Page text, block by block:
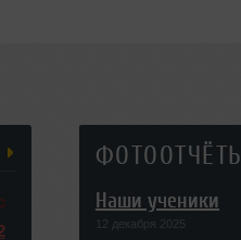
ФОТООТЧЁТЫ
Наши ученики
12 декабря 2025